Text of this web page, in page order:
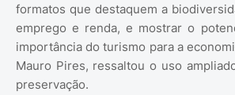
formatos que destaquem a
emprego e renda, e mostrar o
importância do turismo para a
Mauro Pires, ressaltou o uso
preservação.